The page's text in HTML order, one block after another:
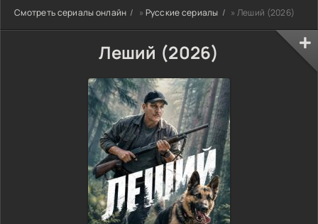
Смотреть сериалы онлайн » Русские сериалы » Леший (2026)
Леший (2026)